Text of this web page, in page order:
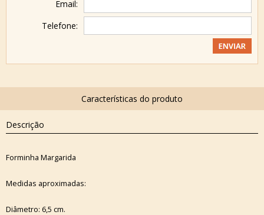
Email:
Telefone:
Descrição
Forminha Margarida
Medidas aproximadas:
Diâmetro: 6,5 cm.